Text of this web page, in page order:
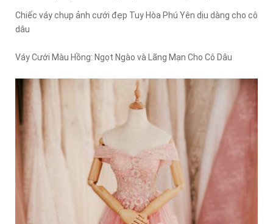
Chiếc váy chụp ảnh cưới đẹp Tuy Hòa Phú Yên dịu dàng cho cô
dâu
Váy Cưới Màu Hồng: Ngọt Ngào và Lãng Mạn Cho Cô Dâu